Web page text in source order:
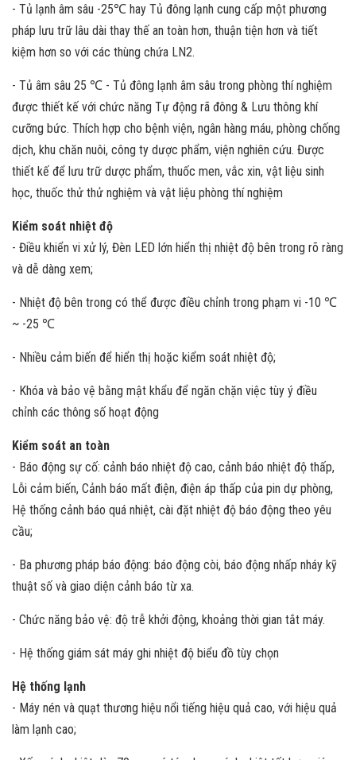
- Tủ lạnh âm sâu -25℃ hay Tủ đông lạnh cung cấp một phương
pháp lưu trữ lâu dài thay thế an toàn hơn, thuận tiện hơn và tiết
kiệm hơn so với các thùng chứa LN2.
- Tủ âm sâu 25 ℃ - Tủ đông lạnh âm sâu trong phòng thí nghiệm
được thiết kế với chức năng Tự động rã đông & Lưu thông khí
cưỡng bức. Thích hợp cho bệnh viện, ngân hàng máu, phòng chống
dịch, khu chăn nuôi, công ty dược phẩm, viện nghiên cứu. Được
thiết kế để lưu trữ dược phẩm, thuốc men, vắc xin, vật liệu sinh
học, thuốc thử thử nghiệm và vật liệu phòng thí nghiệm
Kiểm soát nhiệt độ
- Điều khiển vi xử lý, Đèn LED lớn hiển thị nhiệt độ bên trong rõ ràng
và dễ dàng xem;
- Nhiệt độ bên trong có thể được điều chỉnh trong phạm vi -10 ℃
~ -25 ℃
- Nhiều cảm biến để hiển thị hoặc kiểm soát nhiệt độ;
- Khóa và bảo vệ bằng mật khẩu để ngăn chặn việc tùy ý điều
chỉnh các thông số hoạt động
Kiểm soát an toàn
- Báo động sự cố: cảnh báo nhiệt độ cao, cảnh báo nhiệt độ thấp,
Lỗi cảm biến, Cảnh báo mất điện, điện áp thấp của pin dự phòng,
Hệ thống cảnh báo quá nhiệt, cài đặt nhiệt độ báo động theo yêu
cầu;
- Ba phương pháp báo động: báo động còi, báo động nhấp nháy kỹ
thuật số và giao diện cảnh báo từ xa.
- Chức năng bảo vệ: độ trễ khởi động, khoảng thời gian tắt máy.
- Hệ thống giám sát máy ghi nhiệt độ biểu đồ tùy chọn
Hệ thống lạnh
- Máy nén và quạt thương hiệu nổi tiếng hiệu quả cao, với hiệu quả
làm lạnh cao;